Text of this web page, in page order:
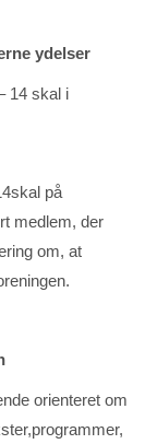
ydelser
14 skal i
på
medlem, der
om, at
orienteret om